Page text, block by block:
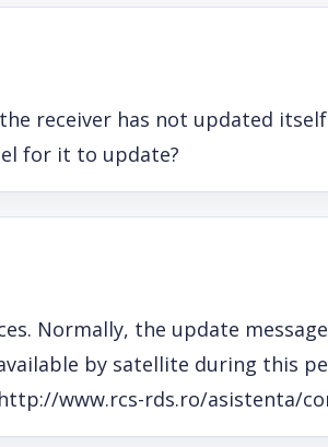
receiver has not updated
for it to update?
Normally, the update
by satellite during this
www.rcs-rds.ro/asistenta/